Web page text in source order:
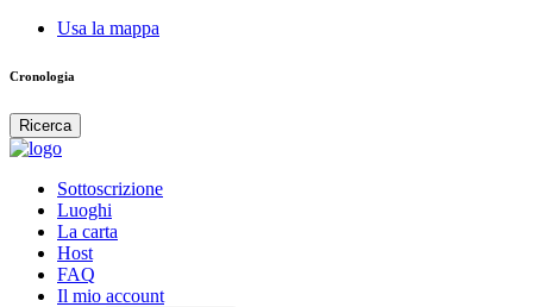
Usa la mappa
Cronologia
Ricerca
Sottoscrizione
Luoghi
La carta
Host
FAQ
Il mio account